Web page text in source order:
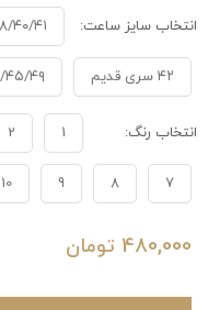
انتخاب سایز ساعت: ۳۸/۴۰/
۴۲ سری قدیم ۴۴/
انتخاب رنگ: 1
2
7
8
9
10
480,000 تومان